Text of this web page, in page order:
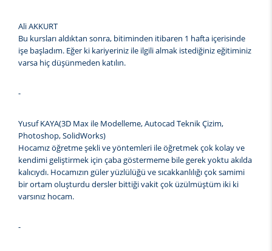
Ali AKKURT
Bu kursları aldıktan sonra, bitiminden itibaren 1 hafta içerisinde
işe başladım. Eğer ki kariyeriniz ile ilgili almak istediğiniz eğitiminiz
varsa hiç düşünmeden katılın.
-
Yusuf KAYA(3D Max ile Modelleme, Autocad Teknik Çizim,
Photoshop, SolidWorks)
Hocamız öğretme şekli ve yöntemleri ile öğretmek çok kolay ve
kendimi geliştirmek için çaba göstermeme bile gerek yoktu akılda
kalıcıydı. Hocamızın güler yüzlülüğü ve sıcakkanlılığı çok samimi
bir ortam oluşturdu dersler bittiği vakit çok üzülmüştüm iki ki
varsınız hocam.
-